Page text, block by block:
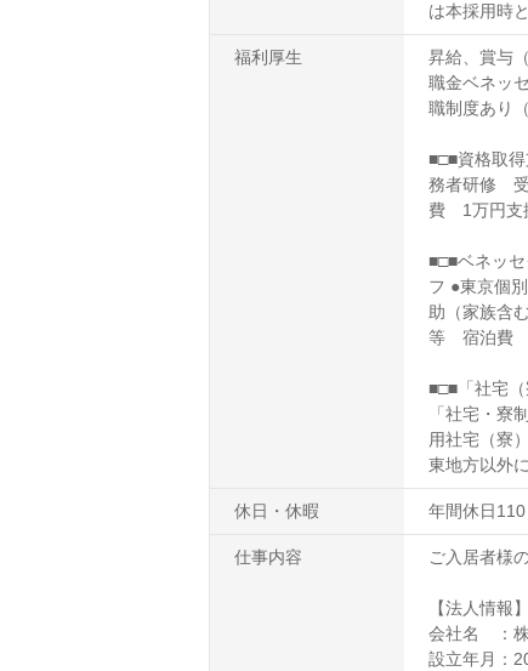
は本採用時
福利厚生
昇給、賞与
職金ベネッ
職制度あり
■□■資格取
務者研修
費 1万円支
■□■ベネッ
フ ●東京個
助（家族含
等 宿泊費
■□■「社宅
「社宅・寮
用社宅（寮
東地方以外
休日・休暇 年間休日
仕事内容 ご入居者様
【法人情報】
会社名 ：株
設立年月：